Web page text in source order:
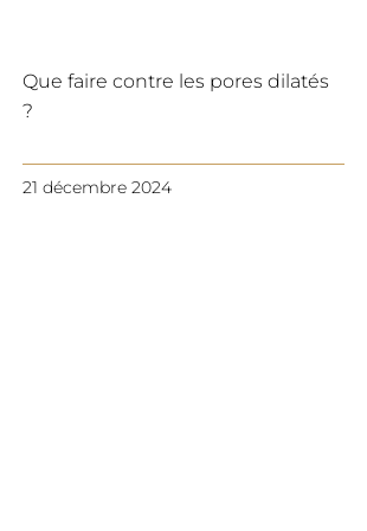
Que faire contre les pores dilatés
?
21 décembre 2024